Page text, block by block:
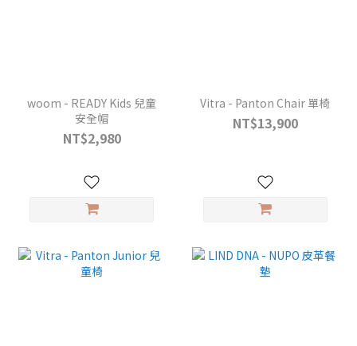
woom - READY Kids 兒童
安全帽
NT$2,980
Vitra - Panton Chair 單椅
NT$13,900